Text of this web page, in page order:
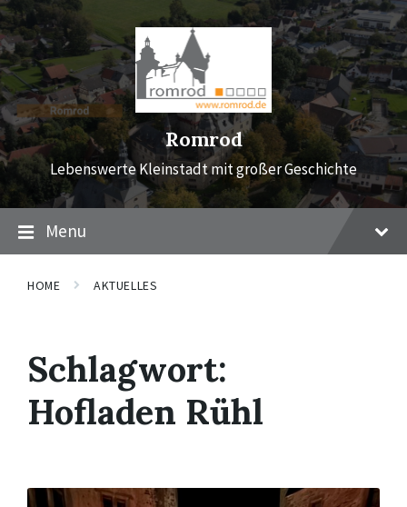
Skip
to
content
Skip
to
main
navigation
Skip
to
footer
Romrod
Lebenswerte Kleinstadt mit großer Geschichte
Menu
HOME AKTUELLES
Schlagwort:
Hofladen Rühl
Read